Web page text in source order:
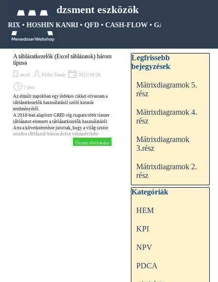
Menedzsment eszközök
• HOSHIN KANRI • QFD • CASH-FLOW • GANTT DIAGRAM •
Ugrás a menüre
A táblázatkezelők (Excel táblázatok) három
típusa
excel Fodor Tamás 2021/10/26
7 perc
Az elmúlt napokban egy érdekes cikket olvastam a
táblázatkezelők használatáról szóló kutatás
eredményéről.
A 2018-ban alapított GRID cég csapata több tízezer
táblázatot elemzett a táblázatkezelők használatáról.
Arra a következtetésre jutottak, hogy a világ szinte
minden táblázatát három dolog valamelyikére
Összes elolvasása
Kihagy blokk Legfrissebb
Legfrissebb
bejegyzések
Mátrixdiagramok 5.
rész
Mátrixdiagramok 4.
rész
Mátrixdiagramok
3.rész
Mátrixdiagramok 2.
rész
Kihagy blokk Kategóriák
Kategóriák
HEM
KPI
NPV
PDCA